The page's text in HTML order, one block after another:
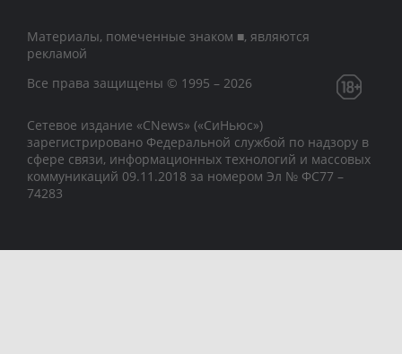
Материалы, помеченные знаком ■, являются
рекламой
Все права защищены © 1995 – 2026
Сетевое издание «CNews» («СиНьюс»)
зарегистрировано Федеральной службой по надзору в
сфере связи, информационных технологий и массовых
коммуникаций 09.11.2018 за номером Эл № ФС77 –
74283